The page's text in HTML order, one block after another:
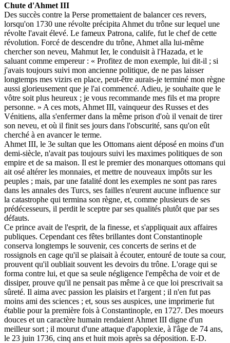
Chute d'Ahmet III
Des succès contre la Perse promettaient de balancer ces revers,
lorsqu'on 1730 une révolte précipita Ahmet du trône sur lequel une
révolte l'avait élevé. Le fameux Patrona, calife, fut le chef de cette
révolution. Forcé de descendre du trône, Ahmet alla lui-même
chercher son neveu, Mahmut Ier, le conduisit à l'Hazada, et le
saluant comme empereur : « Profitez de mon exemple, lui dit-il ; si
j'avais toujours suivi mon ancienne politique, de ne pas laisser
longtemps mes vizirs en place, peut-être aurais-je terminé mon règne
aussi glorieusement que je l'ai commencé. Adieu, je souhaite que le
vôtre soit plus heureux ; je vous recommande mes fils et ma propre
personne. » A ces mots, Ahmet III, vainqueur des Russes et des
Vénitiens, alla s'enfermer dans la même prison d'où il venait de tirer
son neveu, et où il finit ses jours dans l'obscurité, sans qu'on eût
cherché à en avancer le terme.
Ahmet III, le 3e sultan que les Ottomans aient déposé en moins d'un
demi-siècle, n'avait pas toujours suivi les maximes politiques de son
empire et de sa maison. Il est le premier des monarques ottomans qui
ait osé altérer les monnaies, et mettre de nouveaux impôts sur les
peuples ; mais, par une fatalité dont les exemples ne sont pas rares
dans les annales des Turcs, ses failles n'eurent aucune influence sur
la catastrophe qui termina son règne, et, comme plusieurs de ses
prédécesseurs, il perdit le sceptre par ses qualités plutôt que par ses
défauts.
Ce prince avait de l'esprit, de la finesse, et s'appliquait aux affaires
publiques. Cependant ces fêtes brillantes dont Constantinople
conserva longtemps le souvenir, ces concerts de serins et de
rossignols en cage qu'il se plaisait à écouter, entouré de toute sa cour,
prouvent qu'il oubliait souvent les devoirs du trône. L'orage qui se
forma contre lui, et que sa seule négligence l'empêcha de voir et de
dissiper, prouve qu'il ne pensait pas même à ce que loi prescrivait sa
sûreté. Il aima avec passion les plaisirs et l'argent ; il n'en fut pas
moins ami des sciences ; et, sous ses auspices, une imprimerie fut
établie pour la première fois à Constantinople, en 1727. Des moeurs
douces et un caractère humain rendaient Ahmet III digne d'un
meilleur sort ; il mourut d'une attaque d'apoplexie, à l'âge de 74 ans,
le 23 juin 1736, cinq ans et huit mois après sa déposition. E-D.